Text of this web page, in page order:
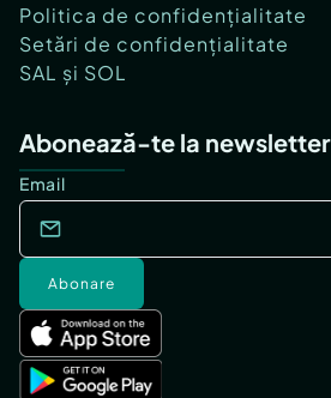
Politica de confidențialitate
Setări de confidențialitate
SAL și SOL
Abonează-te la newsletter
Email
Abonare